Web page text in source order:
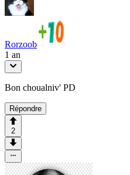
Rorzoob
1 an
Bon choualniv' PD
Répondre
2